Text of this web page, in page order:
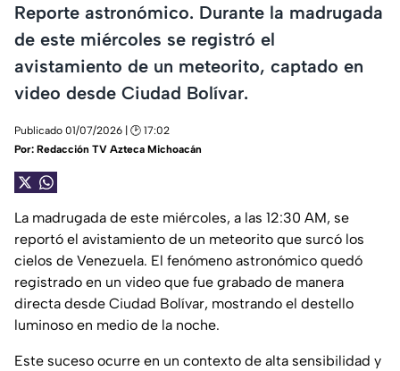
Reporte astronómico. Durante la madrugada
de este miércoles se registró el
avistamiento de un meteorito, captado en
video desde Ciudad Bolívar.
Publicado 01/07/2026 | 🕑 17:02
Por: Redacción TV Azteca Michoacán
La madrugada de este miércoles, a las 12:30 AM, se
reportó el avistamiento de un meteorito que surcó los
cielos de Venezuela. El fenómeno astronómico quedó
registrado en un video que fue grabado de manera
directa desde Ciudad Bolívar, mostrando el destello
luminoso en medio de la noche.
Este suceso ocurre en un contexto de alta sensibilidad y